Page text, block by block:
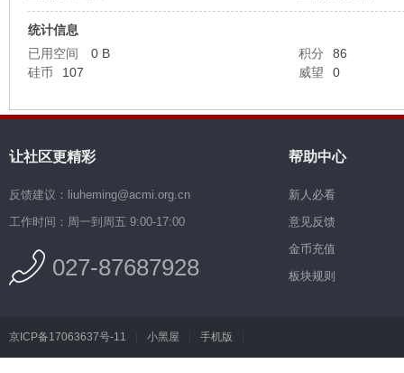
统计信息
已用空间
0 B 积分
86
硅币
107 威望 0
让社区更精彩
反馈建议：liuheming@acmi.org.cn
工作时间：周一到周五 9:00-17:00
027-87687928
帮助中心
新人必看
意见反馈
金币充值
板块规则
京ICP备17063637号-11 小黑屋 手机版